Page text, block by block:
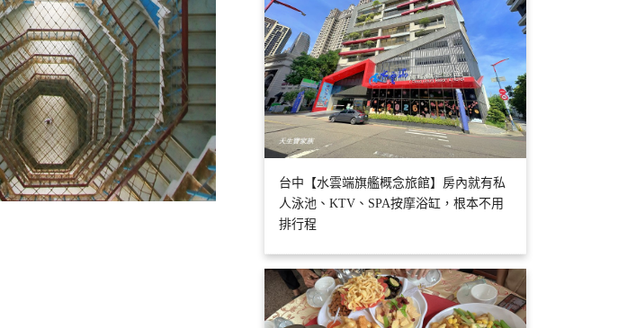
台中【水雲端旗艦概念旅館】房內就有私
人泳池、KTV、SPA按摩浴缸，根本不用
排行程